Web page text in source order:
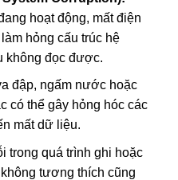
hoạt động, mất điện
hỏng cấu trúc hệ
không đọc được.
đập, ngấm nước hoặc
có thể gây hỏng hóc các
mất dữ liệu.
trong quá trình ghi hoặc
tương thích cũng